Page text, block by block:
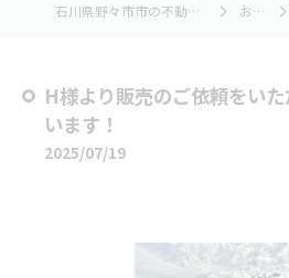
石川県野々市市の不動産売却ならTNホーム株式会社 お知らせ
H様より販売のご依頼をい
います！
2025/07/19